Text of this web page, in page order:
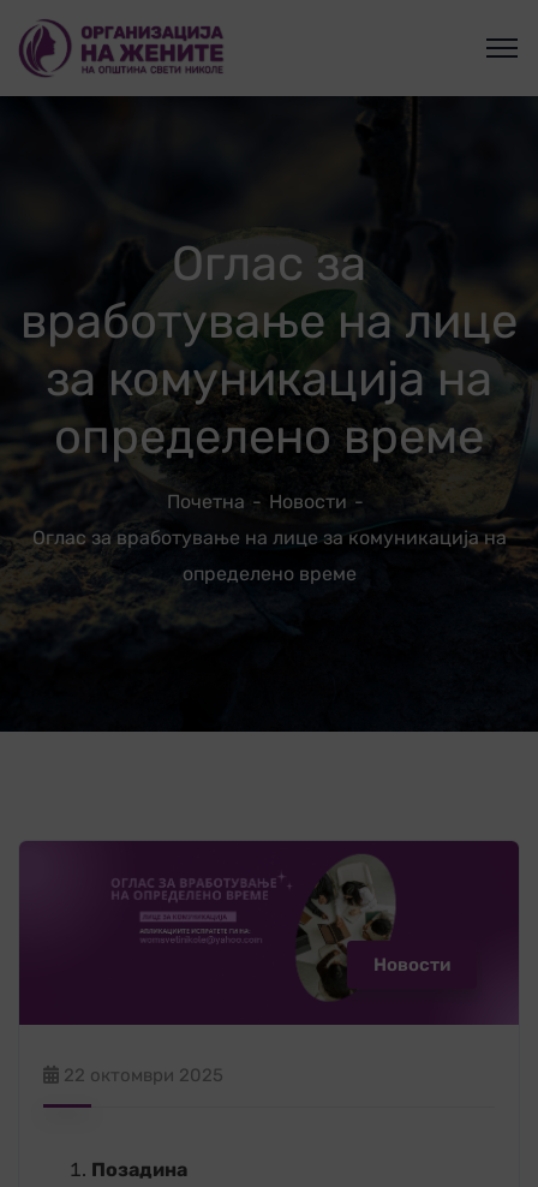
Оглас за
вработување на лице
за комуникација на
определено време
Почетна
Новости
Оглас за вработување на лице за комуникација на
определено време
Новости
22 октомври 2025
Позадина